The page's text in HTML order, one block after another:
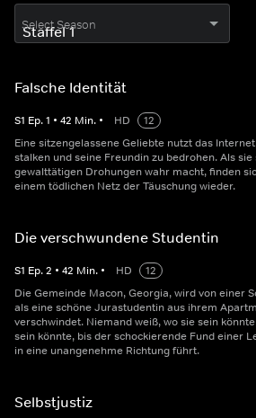
Select Season
Falsche Identität
S1 Ep.1 • 42 Min. • HD
12
Eine sitzengelassene Geliebte nutzt das
stalken und seine Freundin zu bedrohen. Als
gewalttätigen Drohungen wahr macht, finden
einem tödlichen Netz der Täuschung wieder.
Die verschwundene Studentin
S1 Ep.2 • 42 Min. • HD
12
Die Gemeinde Macon, Georgia, wird von einer
als eine schöne Jurastudentin aus ihrem
verschwindet. Niemand weiß, wo sie sein
sein könnte, bis der schockierende Fund einer
in eine unangenehme Richtung führt.
Selbstjustiz